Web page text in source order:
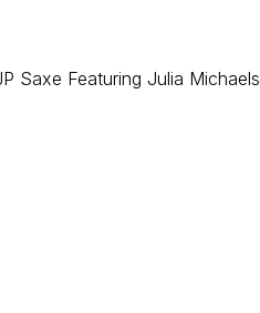
Saxe Featuring Julia Michaels